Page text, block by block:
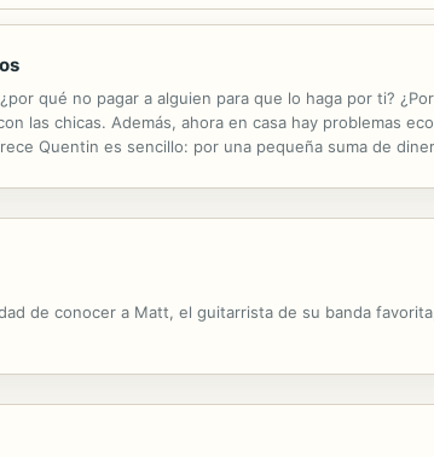
qué no pagar a alguien para que lo haga por ti?
las chicas. Además, ahora en casa hay problemas
Quentin es sencillo: por una pequeña suma de
de conocer a Matt, el guitarrista de su banda